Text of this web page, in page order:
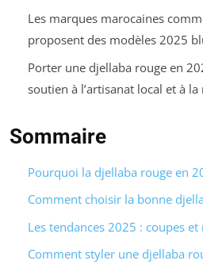
Les marques marocaines
proposent des modèles 2025
Porter une djellaba rouge en
soutien à l’artisanat local et à
Sommaire
Pourquoi la djellaba rouge en
Comment choisir la bonne
Les tendances 2025 : coupes
Comment styler une djellaba